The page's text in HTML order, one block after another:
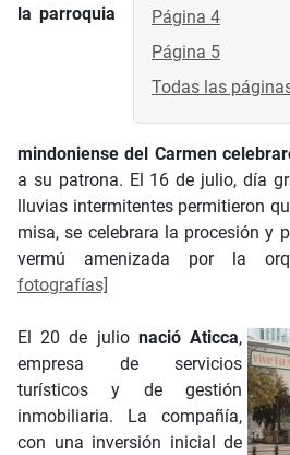
Página 4
Página 5
Todas las
la parroquia
mindoniense del Carmen
a su patrona. El 16 de julio, día
lluvias intermitentes permitieron
misa, se celebrara la procesión y
vermú amenizada por la
fotografías]
El 20 de julio nació Aticca,
empresa de servicios
turísticos y de gestión
inmobiliaria. La compañía,
con una inversión inicial de